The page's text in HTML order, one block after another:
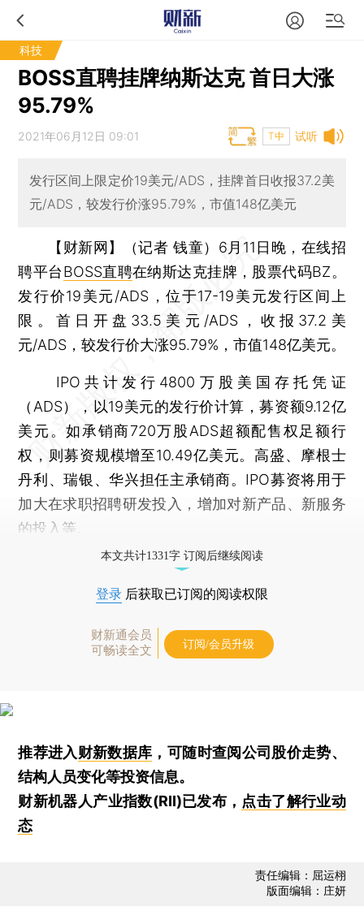
科技
BOSS直聘挂牌纳斯达克 首日大涨
95.79%
试听
2021年06月12日 09:01 T中
发行区间上限定价19美元/ADS，挂牌首日收报37.2美
元/ADS，较发行价涨95.79%，市值148亿美元
【财新网】（记者 钱童） 6月11日晚，在线招
聘平台BOSS直聘在纳斯达克挂牌，股票代码BZ。
发行价19美元/ADS，位于17-19美元发行区间上
限。首日开盘33.5美元/ADS，收报37.2美
元/ADS，较发行价大涨95.79%，市值148亿美元。
IPO共计发行4800万股美国存托凭证
（ADS），以19美元的发行价计算，募资额9.12亿
美元。如承销商720万股ADS超额配售权足额行
权，则募资规模增至10.49亿美元。高盛、摩根士
丹利、瑞银、华兴担任主承销商。IPO募资将用于
加大在求职招聘研发投入，增加对新产品、新服务
的投入等。
本文共计1331字 订阅后继续阅读
登录 后获取已订阅的阅读权限
财新通会员
可畅读全文
订阅/会员升级
推荐进入财新数据库 ，可随时查阅公司股价走势、
结构人员变化等投资信息。
财新机器人产业指数(RII)已发布， 点击了解行业动
态
责任编辑：屈运栩
版面编辑：庄妍